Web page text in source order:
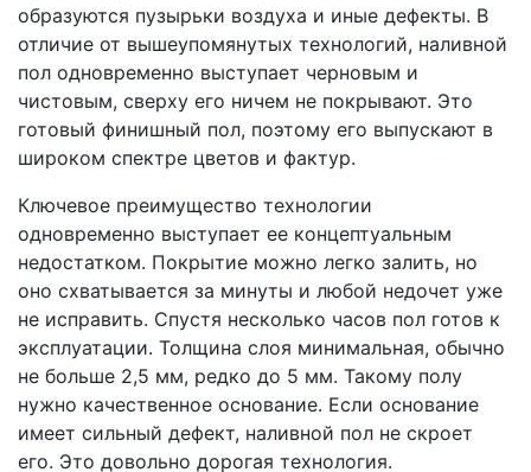
образуются пузырьки воздуха и иные дефекты. В
отличие от вышеупомянутых технологий, наливной
пол одновременно выступает черновым и
чистовым, сверху его ничем не покрывают. Это
готовый финишный пол, поэтому его выпускают в
широком спектре цветов и фактур.
Ключевое преимущество технологии
одновременно выступает ее концептуальным
недостатком. Покрытие можно легко залить, но
оно схватывается за минуты и любой недочет уже
не исправить. Спустя несколько часов пол готов к
эксплуатации. Толщина слоя минимальная, обычно
не больше 2,5 мм, редко до 5 мм. Такому полу
нужно качественное основание. Если основание
имеет сильный дефект, наливной пол не скроет
его. Это довольно дорогая технология.